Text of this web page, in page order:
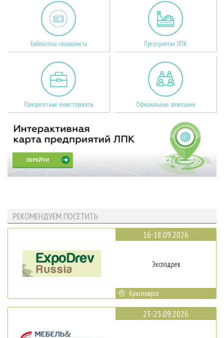
Библиотека специалиста Предприятия ЛПК
Приоритетные инвестпроекты Официальные делегации
РЕКОМЕНДУЕМ ПОСЕТИТЬ
16-18.09.2026
Эксподрев
Красноярск
23-25.09.2026